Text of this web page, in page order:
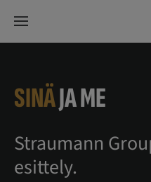
SINÄJA ME
Straumann
esittely.